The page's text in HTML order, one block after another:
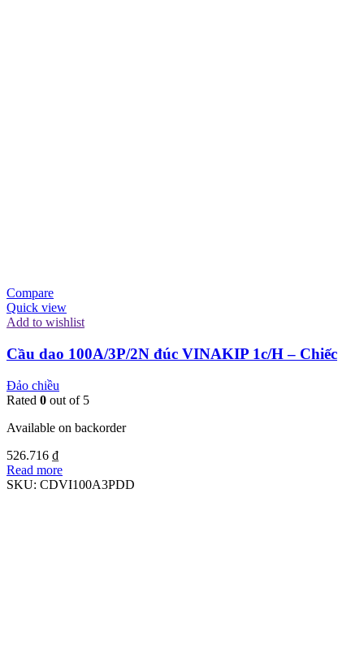
Compare
Quick view
Add to wishlist
Cầu dao 100A/3P/2N đúc VINAKIP 1c/H – Chiếc
Đảo chiều
Rated 0 out of 5
Available on backorder
526.716 ₫
Read more
SKU: CDVI100A3PDD